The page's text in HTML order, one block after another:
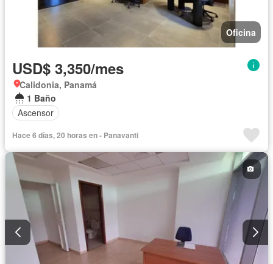
Oficina
USD$ 3,350/mes
Calidonia, Panamá
1 Baño
Ascensor
Hace 6 días, 20 horas en - Panavanti